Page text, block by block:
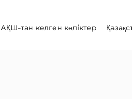
АҚШ-тан келген көліктер